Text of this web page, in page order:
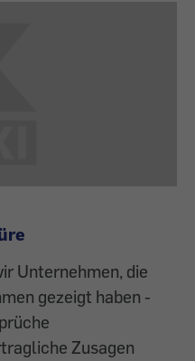
Unternehmen, die
gezeigt haben -
Zusagen